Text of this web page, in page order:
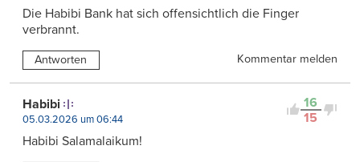
Die Habibi Bank hat sich offensichtlich die Finger
verbrannt.
Antworten Kommentar melden
16
15
Habibi
05.03.2026 um 06:44
Habibi Salamalaikum!